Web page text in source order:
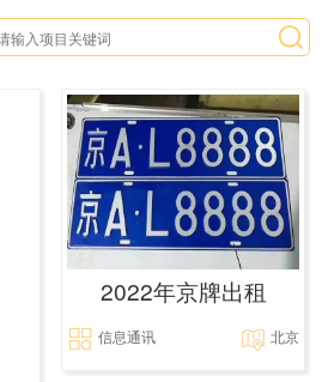
2022年京牌出租
信息通讯 北京